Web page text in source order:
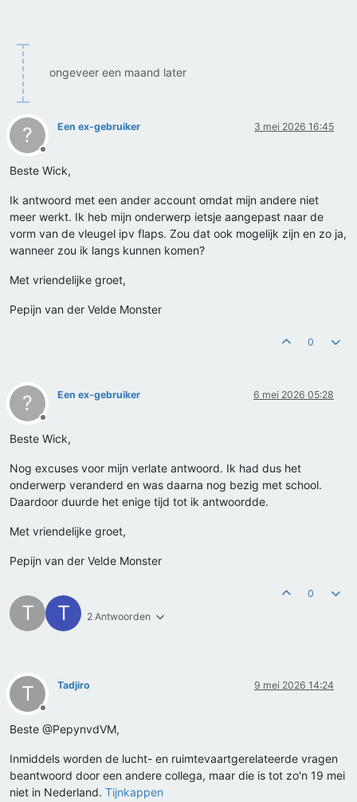
ongeveer een maand later
?
Offline
Een ex-gebruiker 3 mei 2026 16:45
Beste Wick,
Ik antwoord met een ander account omdat mijn andere niet
meer werkt. Ik heb mijn onderwerp ietsje aangepast naar de
vorm van de vleugel ipv flaps. Zou dat ook mogelijk zijn en zo ja,
wanneer zou ik langs kunnen komen?
Met vriendelijke groet,
Pepijn van der Velde Monster
0
?
Offline
Een ex-gebruiker 6 mei 2026 05:28
Beste Wick,
Nog excuses voor mijn verlate antwoord. Ik had dus het
onderwerp veranderd en was daarna nog bezig met school.
Daardoor duurde het enige tijd tot ik antwoordde.
Met vriendelijke groet,
Pepijn van der Velde Monster
T T 2 Antwoorden
0
T
Offline
Tadjiro 9 mei 2026 14:24
Beste @PepynvdVM,
Inmiddels worden de lucht- en ruimtevaartgerelateerde vragen
beantwoord door een andere collega, maar die is tot zo'n 19 mei
niet in Nederland. Tijnkappen